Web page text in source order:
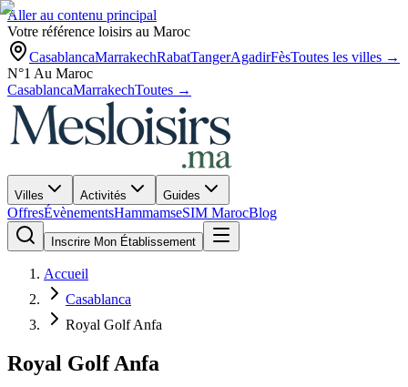
Aller au contenu principal
Votre référence loisirs au Maroc
CasablancaMarrakechRabatTangerAgadirFèsToutes les villes →
N°1 Au Maroc
CasablancaMarrakechToutes →
Villes Activités Guides
OffresÉvènementsHammamseSIM MarocBlog
Inscrire Mon Établissement
Accueil
Casablanca
Royal Golf Anfa
Royal Golf Anfa